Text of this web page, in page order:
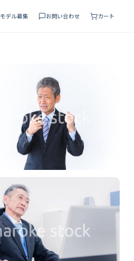
モデル募集 お問い合わせ カート